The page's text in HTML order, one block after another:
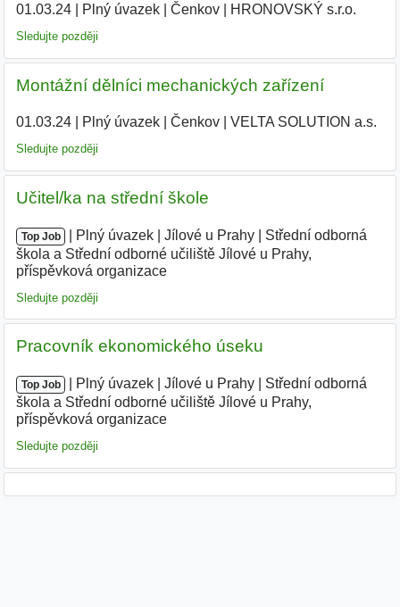
01.03.24| Plný úvazek| Čenkov| HRONOVSKÝ s.r.o.
Sledujte později
Montážní dělníci mechanických zařízení
01.03.24| Plný úvazek| Čenkov| VELTA SOLUTION a.s.
Sledujte později
Učitel/ka na střední škole
Top Job Plný úvazek Jílové u Prahy
Střední odborná
škola a Střední odborné učiliště Jílové u Prahy,
příspěvková organizace|
Sledujte později
Pracovník ekonomického úseku
Top Job Plný úvazek Jílové u Prahy
Střední odborná
škola a Střední odborné učiliště Jílové u Prahy,
příspěvková organizace|
Sledujte později